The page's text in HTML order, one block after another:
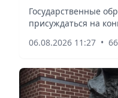
грантов
Государственные
присуждаться на
vapress.kz.
06.08.2026 11:27 •